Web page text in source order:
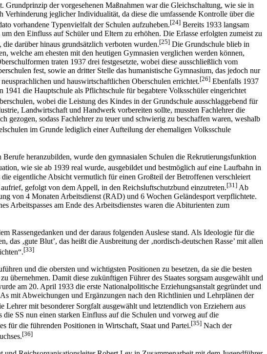
Grundprinzip der vorgesehenen Maßnahmen war die Gleichschaltung, wie sie in
jeglicher Individualität, da diese die umfassende Kontrolle über die
vorhandene Typenvielfalt der Schulen aufzuheben.[24] Bereits 1933 langsam
den Einfluss auf Schüler und Eltern zu erhöhen. Die Erlasse erfolgten zumeist zu
darüber hinaus grundsätzlich verboten wurden.[25] Die Grundschule blieb in
welche am ehesten mit den heutigen Gymnasien verglichen werden können,
traten 1937 drei festgesetzte, wobei diese ausschließlich vom
fest, sowie an dritter Stelle das humanistische Gymnasium, das jedoch nur
und hauswirtschaftlichen Oberschulen errichtet.[26] Ebenfalls 1937
die Hauptschule als Pflichtschule für begabtere Volksschüler eingerichtet
wobei die Leistung des Kindes in der Grundschule ausschlaggebend für
Landwirtschaft und Handwerk vorbereiten sollte, mussten Fachlehrer die
gezogen, sodass Fachlehrer zu teuer und schwierig zu beschaffen waren, weshalb
im Grunde lediglich einer Aufteilung der ehemaligen Volksschule
heranzubilden, wurde den gymnasialen Schulen die Rekrutierungsfunktion
wie sie ab 1939 real wurde, ausgebildet und bestmöglich auf eine Laufbahn in
eigentliche Absicht vermutlich für einen Großteil der Betroffenen verschleiert
gefolgt von dem Appell, in den Reichsluftschutzbund einzutreten.[31] Ab
von 4 Monaten Arbeitsdienst (RAD) und 6 Wochen Geländesport verpflichtete.
Arbeitspasses am Ende des Arbeitsdienstes waren die Abiturienten zum
Rassengedanken und der daraus folgenden Auslese stand. Als Ideologie für die
‚gute Blut’, das heißt die Ausbreitung der ‚nordisch-deutschen Rasse’ mit allen
[33]
und die obersten und wichtigsten Positionen zu besetzen, da sie die besten
übernehmen. Damit diese zukünftigen Führer des Staates sorgsam ausgewählt und
am 20. April 1933 die erste Nationalpolitische Erziehungsanstalt gegründet und
mit Abweichungen und Ergänzungen nach den Richtlinien und Lehrplänen der
mit besonderer Sorgfalt ausgewählt und letztendlich von Erziehern aus
SS nun einen starken Einfluss auf die Schulen und vorweg auf die
für die führenden Positionen in Wirtschaft, Staat und Partei.[35] Nach der
[36]